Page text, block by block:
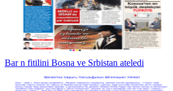
Bar n fitilini Bosna ve Srbistan ateledi